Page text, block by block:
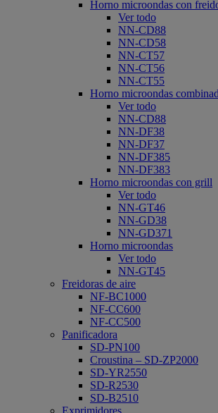
Horno microondas con
Ver todo
NN-CD88
NN-CD58
NN-CT57
NN-CT56
NN-CT55
Horno microondas
Ver todo
NN-CD88
NN-DF38
NN-DF37
NN-DF385
NN-DF383
Horno microondas con grill
Ver todo
NN-GT46
NN-GD38
NN-GD371
Horno microondas
Ver todo
NN-GT45
Freidoras de aire
NF-BC1000
NF-CC600
NF-CC500
Panificadora
SD-PN100
Croustina – SD-ZP2000
SD-YR2550
SD-R2530
SD-B2510
Exprimidores